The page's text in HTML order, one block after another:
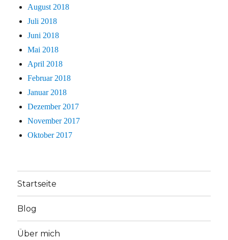
August 2018
Juli 2018
Juni 2018
Mai 2018
April 2018
Februar 2018
Januar 2018
Dezember 2017
November 2017
Oktober 2017
Startseite
Blog
Über mich